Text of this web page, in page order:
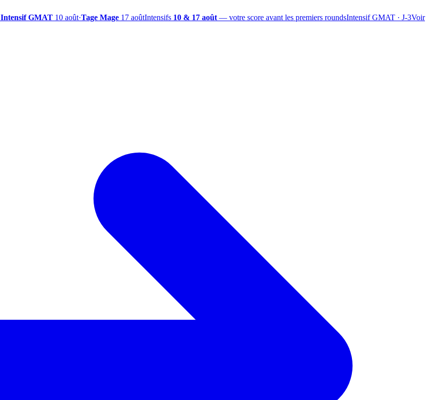
Intensif GMAT 10 août·Tage Mage 17 aoûtIntensifs 10 & 17 août — votre score avant les premiers roundsIntensif GMAT · J-3Voir